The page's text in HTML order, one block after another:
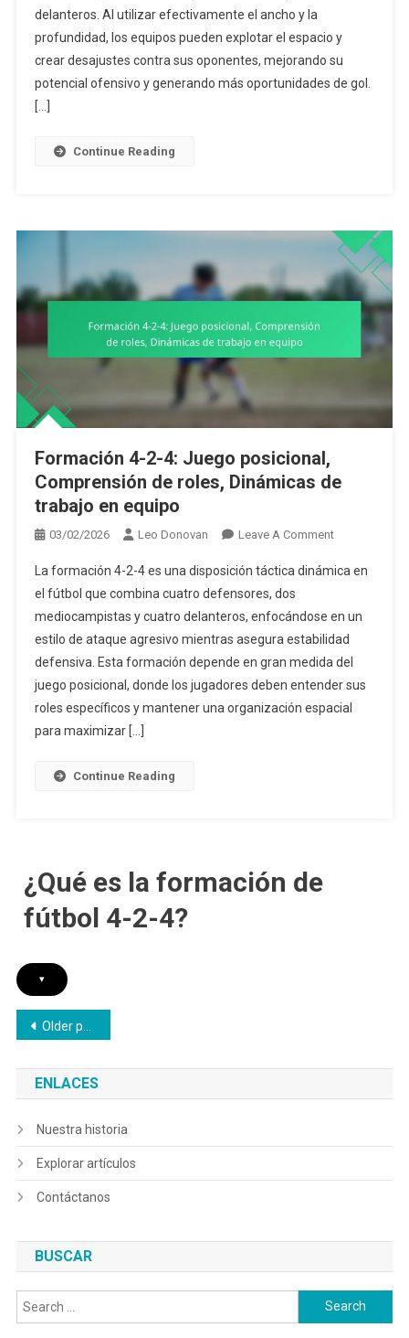
4:
Explotar
El
delanteros. Al utilizar efectivamente el ancho y la
profundidad, los equipos pueden explotar el espacio y
crear desajustes contra sus oponentes, mejorando su
potencial ofensivo y generando más oportunidades de gol.
[…]
Continue Reading
Formación 4-2-4: Juego posicional,
Comprensión de roles, Dinámicas de
trabajo en equipo
03/02/2026 Leo Donovan Leave A CommentOn
4-
4:
Juego
Posicional,
Comprensión
De
La formación 4-2-4 es una disposición táctica dinámica en
el fútbol que combina cuatro defensores, dos
mediocampistas y cuatro delanteros, enfocándose en un
estilo de ataque agresivo mientras asegura estabilidad
defensiva. Esta formación depende en gran medida del
juego posicional, donde los jugadores deben entender sus
roles específicos y mantener una organización espacial
para maximizar […]
Continue Reading
¿Qué es la formación de
fútbol 4-2-4?
▾
Posts
navigation
Older posts
ENLACES
Nuestra historia
Explorar artículos
Contáctanos
BUSCAR
Search
for: